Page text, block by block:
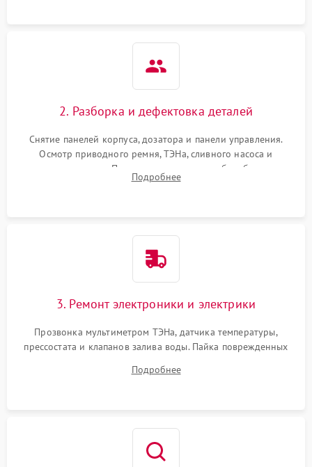
2. Разборка и дефектовка деталей
Снятие панелей корпуса, дозатора и панели управления.
Осмотр приводного ремня, ТЭНа, сливного насоса и
амортизаторов. Проверка подшипников барабана и
крестовины на износ, а манжеты люка на разрывы.
Подробнее
3. Ремонт электроники и электрики
Прозвонка мультиметром ТЭНа, датчика температуры,
прессостата и клапанов залива воды. Пайка поврежденных
Восстановление целостности проводки и контактов.
Подробнее